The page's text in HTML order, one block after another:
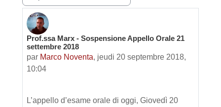
Prof.ssa Marx - Sospensione Appello Orale 21
settembre 2018
par Marco Noventa, jeudi 20 septembre 2018,
10:04
Nombre de réponses : 0
L’appello d’esame orale di oggi, Giovedì 20